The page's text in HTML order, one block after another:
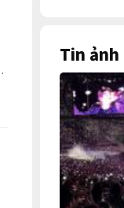
Tin ảnh